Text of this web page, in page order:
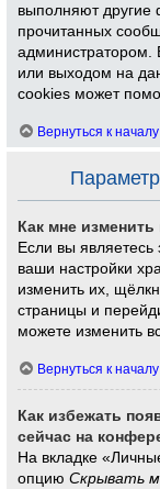
выполняют другие
прочитанных
администратором.
или выходом на
cookies может
Вернуться к началу
Как мне
Если вы являетесь
ваши настройки
изменить их,
страницы и
можете изменить
Вернуться к началу
Как избежать
сейчас на
На вкладке
опциюСкрывать